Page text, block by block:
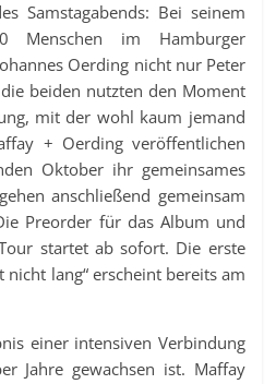
Samstagabends: Bei seinem
Menschen im Hamburger
Oerding nicht nur Peter
beiden nutzten den Moment
mit der wohl kaum jemand
+ Oerding veröffentlichen
Oktober ihr gemeinsames
anschließend gemeinsam
Preorder für das Album und
startet ab sofort. Die erste
nicht lang“ erscheint bereits am
einer intensiven Verbindung
Jahre gewachsen ist. Maffay